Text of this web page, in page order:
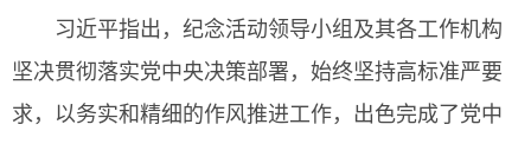
习近平指出，纪念活动领导小组及其各工作机构
坚决贯彻落实党中央决策部署，始终坚持高标准严要
求，以务实和精细的作风推进工作，出色完成了党中